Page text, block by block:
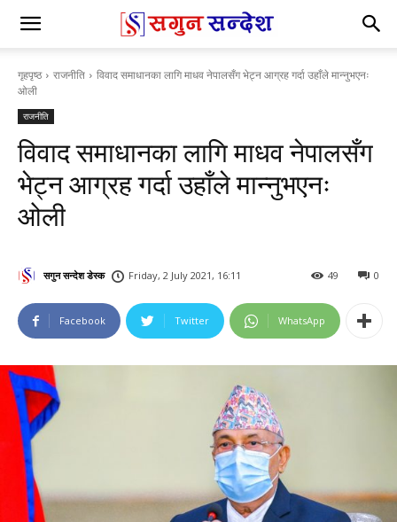
गृहपृष्ठ राजनीति
विवाद समाधानका लागि माधव नेपालसँग भेट्न आग्रह गर्दा उहाँले मान्नुभएनः
ओली
राजनीति
विवाद समाधानका लागि माधव नेपालसँग
भेट्न आग्रह गर्दा उहाँले मान्नुभएनः
ओली
सगुन सन्देश डेस्क Friday, 2 July 2021, 16:11 0
49
Facebook Twitter WhatsApp